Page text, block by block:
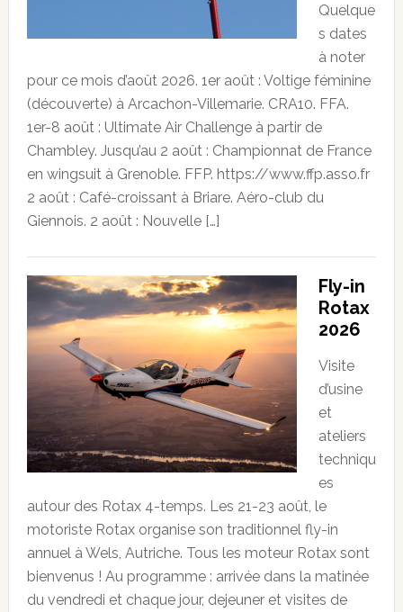
Quelque
s dates
à noter
pour ce mois d’août 2026. 1er août : Voltige féminine
(découverte) à Arcachon-Villemarie. CRA10. FFA.
1er-8 août : Ultimate Air Challenge à partir de
Chambley. Jusqu’au 2 août : Championnat de France
en wingsuit à Grenoble. FFP. https://www.ffp.asso.fr
2 août : Café-croissant à Briare. Aéro-club du
Giennois. 2 août : Nouvelle […]
Fly-in
Rotax
2026
Visite
d’usine
et
ateliers
techniqu
es
autour des Rotax 4-temps. Les 21-23 août, le
motoriste Rotax organise son traditionnel fly-in
annuel à Wels, Autriche. Tous les moteur Rotax sont
bienvenus ! Au programme : arrivée dans la matinée
du vendredi et chaque jour, dejeuner et visites de